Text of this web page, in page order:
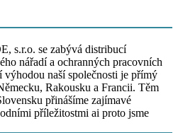
s.r.o. se zabývá distribucí
nářadí a ochranných pracovních
naší společnosti je přímý
Rakousku a Francii. Těm
přinášíme zajímavé
příležitostmi ai proto jsme